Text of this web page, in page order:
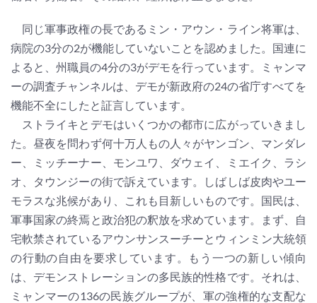
同じ軍事政権の長であるミン・アウン・ライン将軍は、
病院の3分の2が機能していないことを認めました。国連に
よると、州職員の4分の3がデモを行っています。ミャンマ
ーの調査チャンネルは、デモが新政府の24の省庁すべてを
機能不全にしたと証言しています。
ストライキとデモはいくつかの都市に広がっていきまし
た。昼夜を問わず何十万人もの人々がヤンゴン、マンダレ
ー、ミッチーナー、モンユワ、ダウェイ、ミエイク、ラシ
オ、タウンジーの街で訴えています。しばしば皮肉やユー
モラスな兆候があり、これも目新しいものです。国民は、
軍事国家の終焉と政治犯の釈放を求めています。まず、自
宅軟禁されているアウンサンスーチーとウィンミン大統領
の行動の自由を要求しています。もう一つの新しい傾向
は、デモンストレーションの多民族的性格です。それは、
ミャンマーの136の民族グループが、軍の強権的な支配な